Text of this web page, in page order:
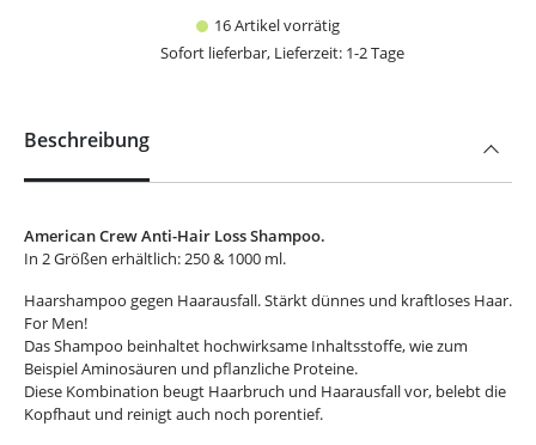
16 Artikel vorrätig
Sofort lieferbar, Lieferzeit: 1-2 Tage
Beschreibung
American Crew Anti-Hair Loss Shampoo.
In 2 Größen erhältlich: 250 & 1000 ml.
Haarshampoo gegen Haarausfall. Stärkt dünnes und kraftloses Haar.
For Men!
Das Shampoo beinhaltet hochwirksame Inhaltsstoffe, wie zum
Beispiel Aminosäuren und pflanzliche Proteine.
Diese Kombination beugt Haarbruch und Haarausfall vor, belebt die
Kopfhaut und reinigt auch noch porentief.